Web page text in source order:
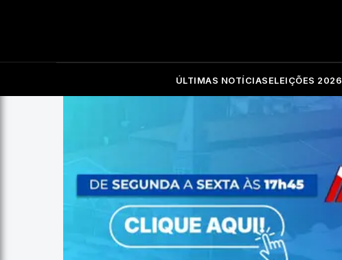
ÚLTIMAS NOTÍCIAS ELEIÇÕES 2026